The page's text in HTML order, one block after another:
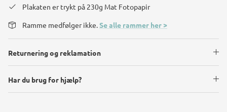
Plakaten er trykt på 230g Mat Fotopapir
Ramme medfølger ikke.Se alle rammer her >
Returnering og reklamation
Har du brug for hjælp?